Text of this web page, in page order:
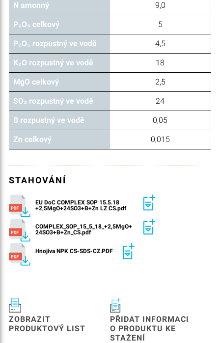
N amonný 9,0
P₂O₅ celkový 5
P₂O₅ rozpustný ve vodě 4,5
K₂O rozpustný ve vodě 18
MgO celkový 2,5
SO₃ rozpustný ve vodě 24
B rozpustný ve vodě 0,05
Zn celkový 0,015
STAHOVÁNÍ
EU DoC COMPLEX SOP 15.5.18
+2,5MgO+24SO3+B+Zn LZ CS.pdf
COMPLEX_SOP_15_5_18_+2,5MgO+
24SO3+B+Zn_CS.pdf
Hnojiva NPK CS-SDS-CZ.PDF
ZOBRAZIT
PRODUKTOVÝ LIST
PŘIDAT INFORMACI
O PRODUKTU KE
STAŽENÍ